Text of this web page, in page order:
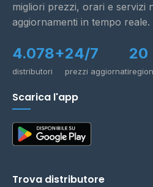
migliori prezzi, orari e servizi
aggiornamenti in tempo reale.
4.078+
distributori
24/7
prezzi aggiornati
20
Scarica l'app
Trova distributore